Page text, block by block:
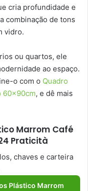
cria profundidade e
combinação de tons
vidro.
ou quartos, ele
ao espaço.
o com o Quadro
60x90cm, e dê mais
Marrom Café
Praticità
Plástico Marrom